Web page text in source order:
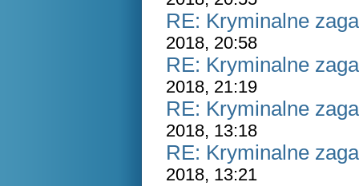
RE: Kryminalne
2018, 20:58
RE: Kryminalne
2018, 21:19
RE: Kryminalne
2018, 13:18
RE: Kryminalne
2018, 13:21